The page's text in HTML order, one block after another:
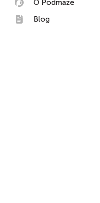
O Podmaze
Blog